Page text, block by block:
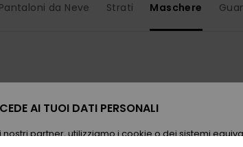
Pantaloni da Neve Strati Maschere
AI TUOI DATI PERSONALI
partner, utilizziamo i cookie o dei sistemi